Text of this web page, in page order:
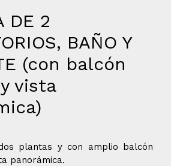
DE 2
BAÑO Y
(con balcón
vista
plantas y con amplio balcón
panorámica.